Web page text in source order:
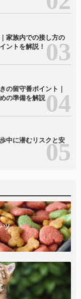
家族内での接し方の
ントを解説！
の留守番ポイント｜
の準備を解説
中に潜むリスクと安
ツ